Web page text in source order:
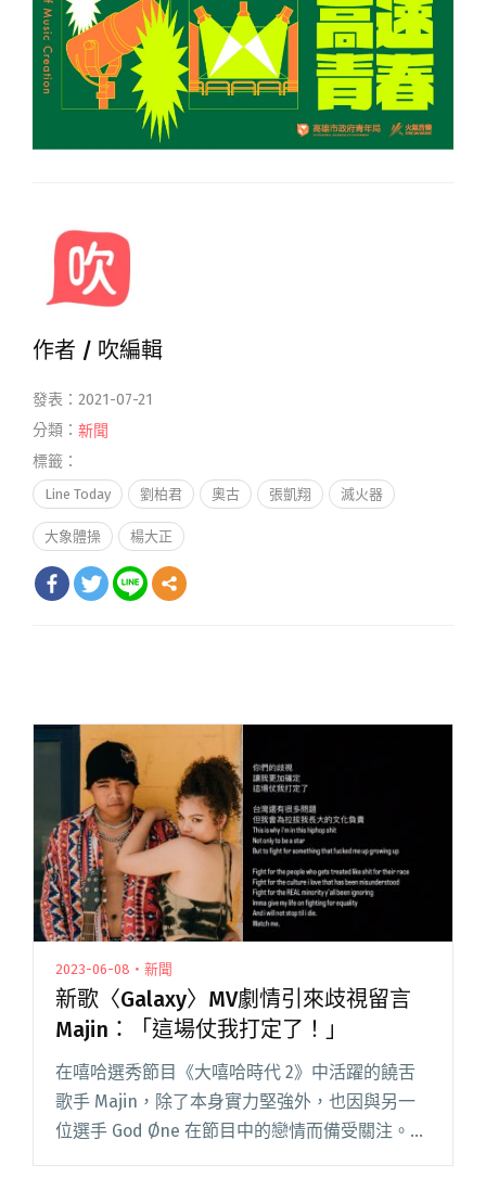
作者 / 吹編輯
發表：2021-07-21
分類： 新聞
標籤：
Line Today 劉柏君 奧古 張凱翔 滅火器
大象體操 楊大正
2023-06-08・新聞
新歌〈Galaxy〉MV劇情引來歧視留言
Majin：「這場仗我打定了！」
在嘻哈選秀節目《大嘻哈時代 2》中活躍的饒舌
歌手 Majin，除了本身實力堅強外，也因與另一
位選手 God Øne 在節目中的戀情而備受關注。兩
人在其中一個比賽環節對唱情歌〈Galaxy〉，該